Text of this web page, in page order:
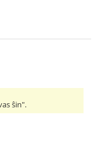
ŝin".